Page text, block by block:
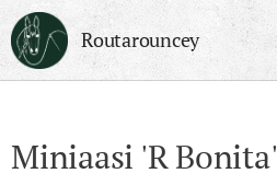
Routarouncey
Miniaasi 'R Bonita'